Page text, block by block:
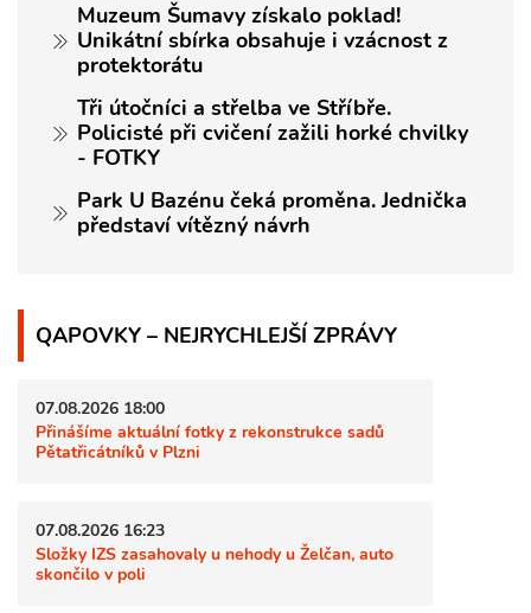
Muzeum Šumavy získalo poklad!
Unikátní sbírka obsahuje i vzácnost z
protektorátu
Tři útočníci a střelba ve Stříbře.
Policisté při cvičení zažili horké chvilky
- FOTKY
Park U Bazénu čeká proměna. Jednička
představí vítězný návrh
QAPOVKY – NEJRYCHLEJŠÍ ZPRÁVY
07.08.2026 18:00
Přinášíme aktuální fotky z rekonstrukce sadů
Pětatřicátníků v Plzni
07.08.2026 16:23
Složky IZS zasahovaly u nehody u Želčan, auto
skončilo v poli